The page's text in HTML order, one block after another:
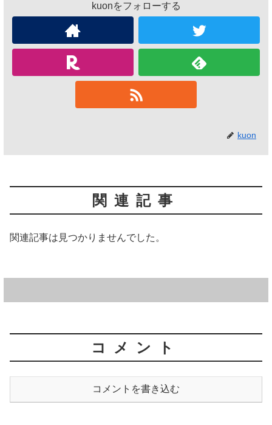
kuonをフォローする
kuon
関連記事
関連記事は見つかりませんでした。
コメント
コメントを書き込む